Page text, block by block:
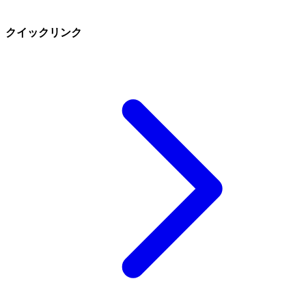
クイックリンク